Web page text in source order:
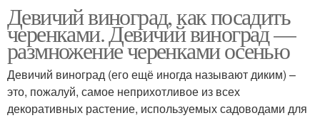
Девичий виноград, как посадить
черенками. Девичий виноград —
размножение черенками осенью
Девичий виноград (его ещё иногда называют диким) –
это, пожалуй, самое неприхотливое из всех
декоративных растение, используемых садоводами для